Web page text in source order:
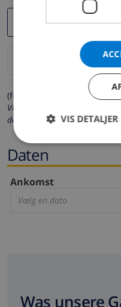
(felter markeret med * er
Vi beskytter dit privatliv.
delt med andre.
Daten
Ankomst
Vælg en dato
Was unsere
VIS DETALJER